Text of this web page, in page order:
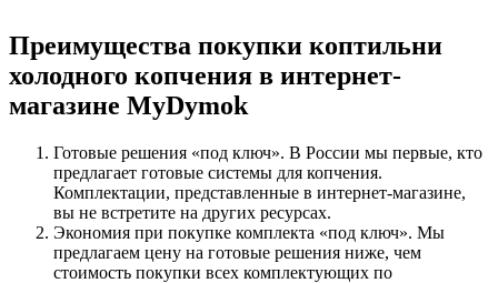
Преимущества покупки коптильни
холодного копчения в интернет-
магазине MyDymok
Готовые решения «под ключ». В России мы первые, кто
предлагает готовые системы для копчения.
Комплектации, представленные в интернет-магазине,
вы не встретите на других ресурсах.
Экономия при покупке комплекта «под ключ». Мы
предлагаем цену на готовые решения ниже, чем
стоимость покупки всех комплектующих по